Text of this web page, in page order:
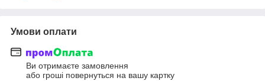
Умови оплати
Ви отримаєте замовлення
або гроші повернуться на вашу картку